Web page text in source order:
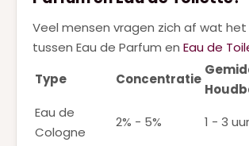
Veel mensen vragen zich af wat het
tussen Eau de Parfum en Eau de
Type
Concentratie
Eau de
Cologne
2% - 5%
1 - 3 uur